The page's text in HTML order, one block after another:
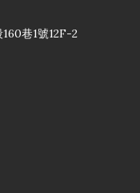
巷1號12F-2